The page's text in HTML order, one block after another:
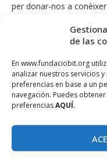
de las
En www.fundaciobit.org
analizar nuestros servicios
preferencias en base a un
navegación. Puedes
preferenciasAQUÍ.
per donar-nos a
9.Parlem del
que estan fent
L’influencer màrqueting
Periodistes, esportistes,
molt de temps. Això
xarxes com a tals ja no